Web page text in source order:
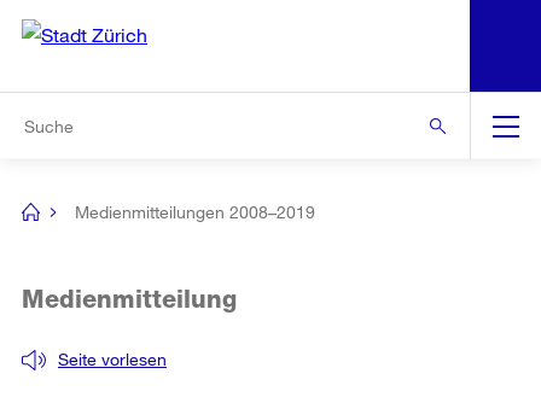
Navigation
[no
Medienmitteilungen 2008–2019
Seite vorlesen
Medienmitteilung